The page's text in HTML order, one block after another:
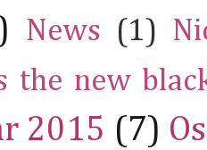
News (1)
the new
2015 (7)